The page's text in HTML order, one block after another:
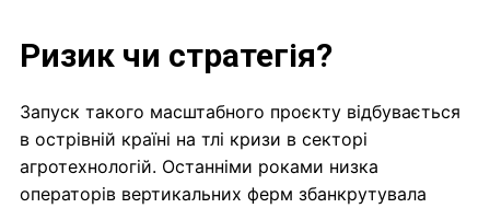
Ризик чи стратегія?
Запуск такого масштабного проєкту відбувається
в острівній країні на тлі кризи в секторі
агротехнологій. Останніми роками низка
операторів вертикальних ферм збанкрутувала